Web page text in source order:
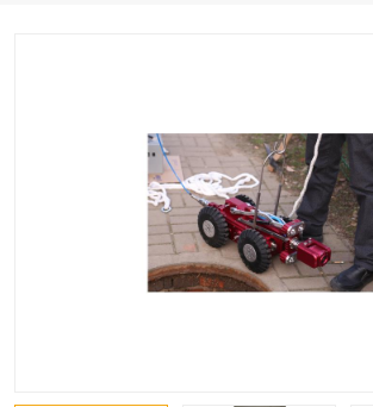
自来水管漏水 管道疏通
高压车疏通清淤